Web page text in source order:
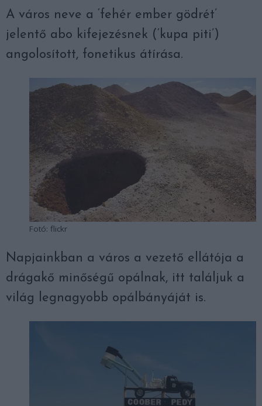
A város neve a ‘fehér ember gödrét’
jelentő abo kifejezésnek (‘kupa piti’)
angolosított, fonetikus átírása.
Fotó: flickr
Napjainkban a város a vezető ellátója a
drágakő minőségű opálnak, itt találjuk a
világ legnagyobb opálbányáját is.